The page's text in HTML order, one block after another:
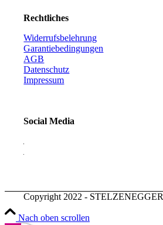
Rechtliches
Widerrufsbelehrung
Garantiebedingungen
AGB
Datenschutz
Impressum
Social Media
Copyright 2022 - STELZENEGGER
Nach oben scrollen